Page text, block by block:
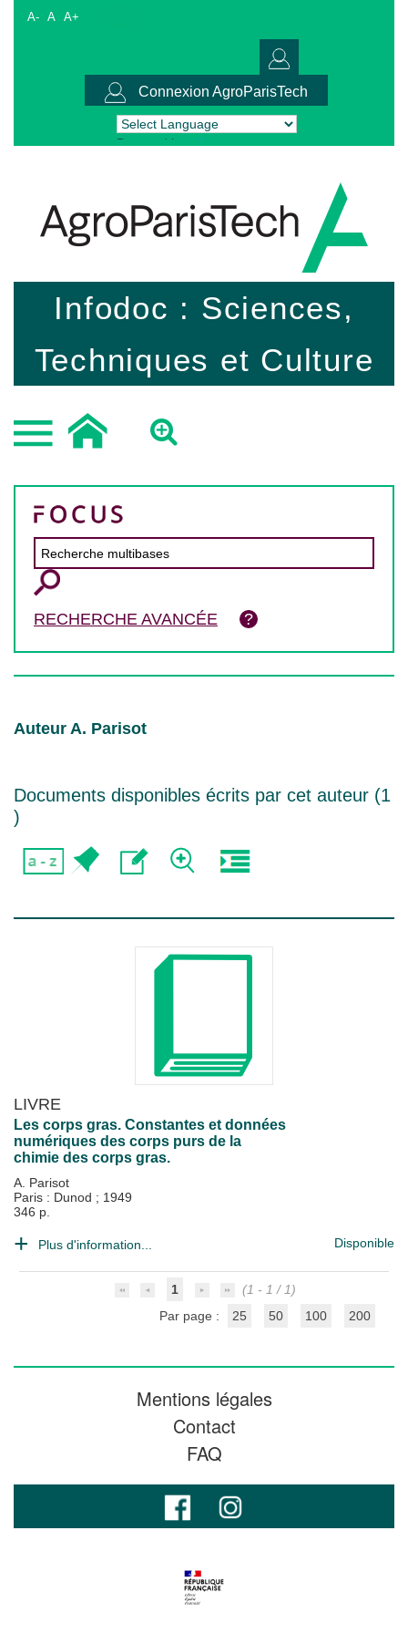
A- A A+
Connexion AgroParisTech
Powered by Translate
Infodoc : Sciences,
Techniques et Culture
RECHERCHE AVANCÉE
Auteur A. Parisot
Documents disponibles écrits par cet auteur (1
)
LIVRE
Les corps gras. Constantes et données
numériques des corps purs de la
chimie des corps gras.
A. Parisot
Paris : Dunod ; 1949
346 p.
Plus d'information... Disponible
1
(1 - 1 / 1)
Par page :
25 50 100 200
Mentions légales
Contact
FAQ